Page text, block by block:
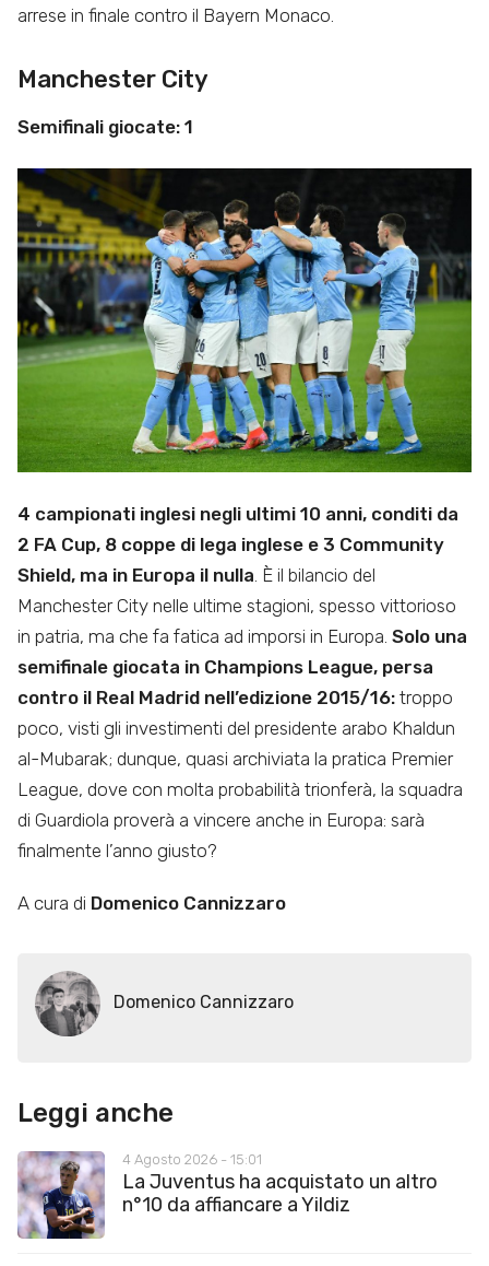
arrese in finale contro il Bayern Monaco.
Manchester City
Semifinali giocate: 1
4 campionati inglesi negli ultimi 10 anni, conditi da
2 FA Cup, 8 coppe di lega inglese e 3 Community
Shield, ma in Europa il nulla . È il bilancio del
Manchester City nelle ultime stagioni, spesso vittorioso
in patria, ma che fa fatica ad imporsi in Europa. Solo una
semifinale giocata in Champions League, persa
contro il Real Madrid nell’edizione 2015/16: troppo
poco, visti gli investimenti del presidente arabo Khaldun
al-Mubarak; dunque, quasi archiviata la pratica Premier
League, dove con molta probabilità trionferà, la squadra
di Guardiola proverà a vincere anche in Europa: sarà
finalmente l’anno giusto?
A cura di Domenico Cannizzaro
Domenico Cannizzaro
Leggi anche
4 Agosto 2026 - 15:01
La Juventus ha acquistato un altro
n°10 da affiancare a Yildiz